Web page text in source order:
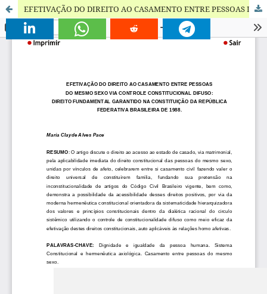
EFETIVAÇÃO DO DIREITO AO CASAMENTO ENTRE PESSOAS DO MESMO SEXO VIA CONTROLE CONSTITUCIONAL DIFUSO: DIREITO FUNDAMENTAL GARANTIDO NA CONSTITUIÇÃO DA REPÚBLICA FEDERATIVA BRASILEIRA DE 1988